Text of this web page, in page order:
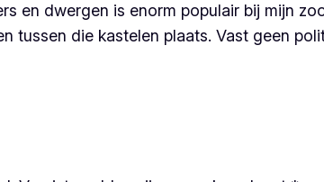
en dwergen is enorm populair bij mijn
tussen die kastelen plaats. Vast geen